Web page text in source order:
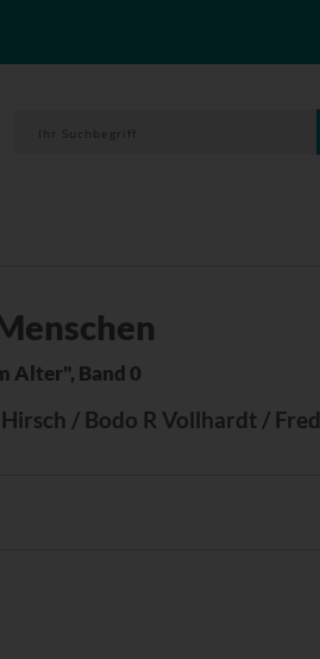
Alter", Band 0
/ Bodo R Vollhardt / Fred